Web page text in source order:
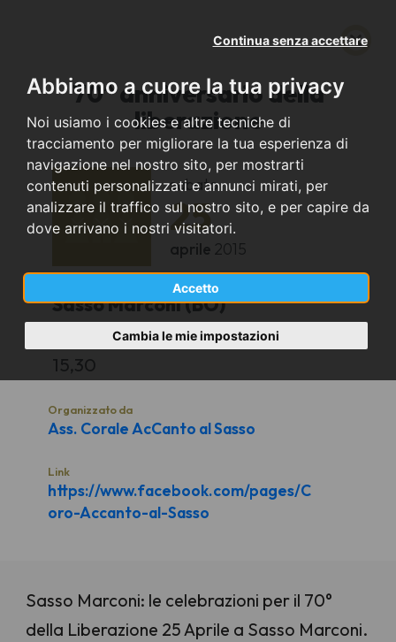
Abbiamo a cuore la tua privacy
Noi usiamo i cookies e altre tecniche di
tracciamento per migliorare la tua esperienza di
navigazione nel nostro sito, per mostrarti
contenuti personalizzati e annunci mirati, per
analizzare il traffico sul nostro sito, e per capire da
dove arrivano i nostri visitatori.
Accetto
Continua senza accettare
Cambia le mie impostazioni
70^ anniversario della
liberazione
sabato
25
aprile 2015
Sasso Marconi (BO)
SASSO MARCONI
15,30
Organizzato da
Ass. Corale AcCanto al Sasso
Link
https://www.facebook.com/pages/C
oro-Accanto-al-Sasso
Sasso Marconi: le celebrazioni per il 70°
della Liberazione 25 Aprile a Sasso Marconi.